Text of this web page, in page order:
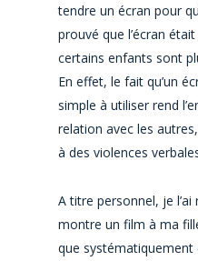
tendre un écran pour
prouvé que l’écran
certains enfants sont
En effet, le fait qu’un
simple à utiliser rend
relation avec les
à des violences
A titre personnel, je
montre un film à ma
que systématiquement